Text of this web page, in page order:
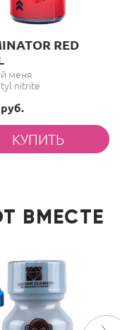
RED
меня
nitrite
руб.
ВМЕСТЕ